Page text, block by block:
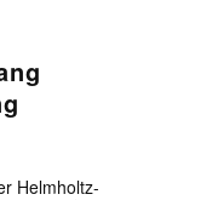
Helmholtz-